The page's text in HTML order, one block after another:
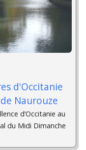
d'Occitanie
Naurouze
d’Occitanie au
du Midi Dimanche